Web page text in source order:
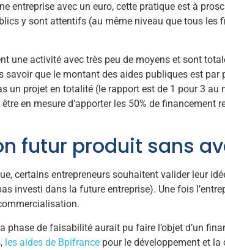
entreprise avec un euro, cette pratique est à
y sont attentifs (au même niveau que tous
une activité avec très peu de moyens et sont
savoir que le montant des aides publiques est
un projet en totalité (le rapport est de 1 pour 3
en mesure d’apporter les 50% de
futur produit sans
certains entrepreneurs souhaitent valider leur
investi dans la future entreprise). Une fois
phase de faisabilité aurait pu faire l’objet d’un
les aides de Bpifrance pour le développement et